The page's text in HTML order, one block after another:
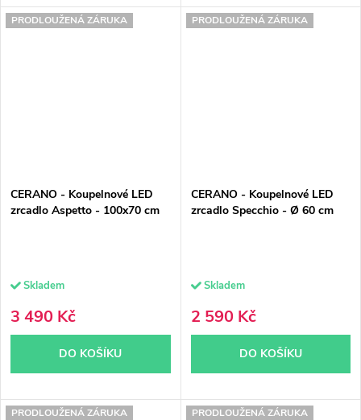
PRODLOUŽENÁ ZÁRUKA
CERANO - Koupelnové LED
zrcadlo Aspetto - 100x70 cm
Skladem
3 490 Kč
DO KOŠÍKU
PRODLOUŽENÁ ZÁRUKA
CERANO - Koupelnové LED
zrcadlo Specchio - Ø 60 cm
Skladem
2 590 Kč
DO KOŠÍKU
PRODLOUŽENÁ ZÁRUKA PRODLOUŽENÁ ZÁRUKA